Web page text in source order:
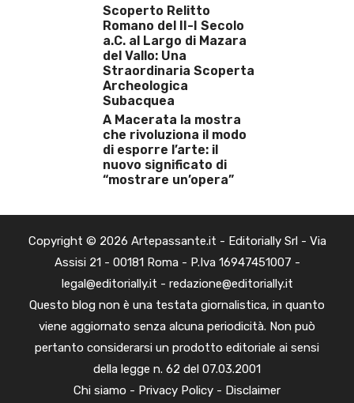
Scoperto Relitto
Romano del II-I Secolo
a.C. al Largo di Mazara
del Vallo: Una
Straordinaria Scoperta
Archeologica
Subacquea
A Macerata la mostra
che rivoluziona il modo
di esporre l’arte: il
nuovo significato di
“mostrare un’opera”
Copyright © 2026 Artepassante.it - Editorially Srl - Via
Assisi 21 - 00181 Roma - P.Iva 16947451007 -
legal@editorially.it - redazione@editorially.it
Questo blog non è una testata giornalistica, in quanto
viene aggiornato senza alcuna periodicità. Non può
pertanto considerarsi un prodotto editoriale ai sensi
della legge n. 62 del 07.03.2001
Chi siamo - Privacy Policy - Disclaimer